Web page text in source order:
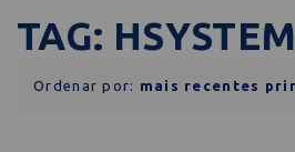
TAG: HSYSTEM
Ordenar por: